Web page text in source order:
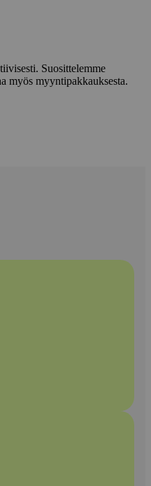
Suosittelemme
myös myyntipakkauksesta.